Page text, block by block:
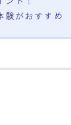
験がおすすめ